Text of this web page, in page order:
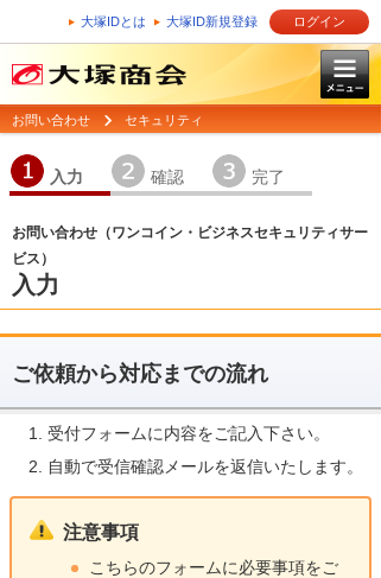
大塚IDとは 大塚ID新規登録 ログイン
お問い合わせ セキュリティ
入力
確認
完了
お問い合わせ（ワンコイン・ビジネスセキュリティサー
ビス）
入力
ご依頼から対応までの流れ
受付フォームに内容をご記入下さい。
自動で受信確認メールを返信いたします。
注意事項
こちらのフォームに必要事項をご